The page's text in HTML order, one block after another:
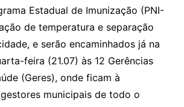
Estadual de Imunização (PNI-
de temperatura e separação
e serão encaminhados já na
feira (21.07) às 12 Gerências
(Geres), onde ficam à
municipais de todo o